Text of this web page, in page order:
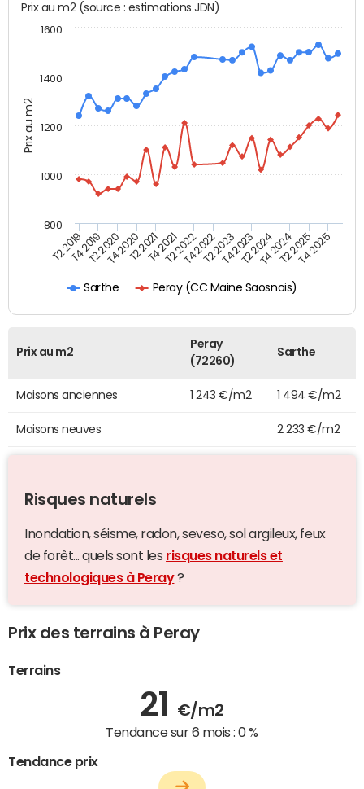
Prix au m2
Prix au m2 (source : estimations JDN)
Sarthe Peray (CC Maine Saosnois)
T2 2019T4 2019T2 2020T4 2020T2 2021T4 2021T2 2022T4 2022T2 2023T4 2023T2 2024T4 2024T2 2025T4 2025
800
1000
1200
1400
1600
Prix au m2
Peray
(72260)
Sarthe
Maisons anciennes 1 243 €/m2 1 494 €/m2
Maisons neuves 2 233 €/m2
Risques naturels
Inondation, séisme, radon, seveso, sol argileux, feux
de forêt... quels sont les risques naturels et
technologiques à Peray?
Prix des terrains à Peray
Terrains
21 €/m2
Tendance sur 6 mois :0 %
Tendance prix